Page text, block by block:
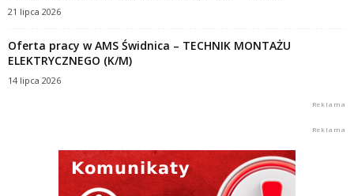
21 lipca 2026
Oferta pracy w AMS Świdnica – TECHNIK MONTAŻU
ELEKTRYCZNEGO (K/M)
14 lipca 2026